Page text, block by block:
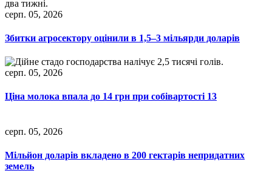
серп. 05, 2026
Збитки агросектору оцінили в 1,5–3 мільярди доларів
серп. 05, 2026
Ціна молока впала до 14 грн при собівартості 13
серп. 05, 2026
Мільйон доларів вкладено в 200 гектарів непридатних
земель